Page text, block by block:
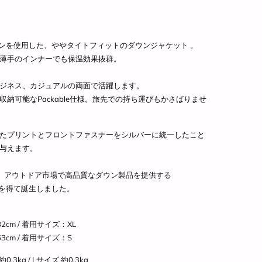
使用した、ややタイトフィットのダウンジャケット 。
手のインナーでも保温効果抜群。
ネス、カジュアルの両面で活躍します。
納可能なPackable仕様。旅先での持ち運びもかさばりませ
プリントとフロントファスナーをシルバーに統一したこと
えます。
アウトドア市場で高品質なダウン製品を提供する
得て誕生しました。
/ 着用サイズ ：XL
/ 着用サイズ ：S
0.3kg / Lサイズ 約0.3kg